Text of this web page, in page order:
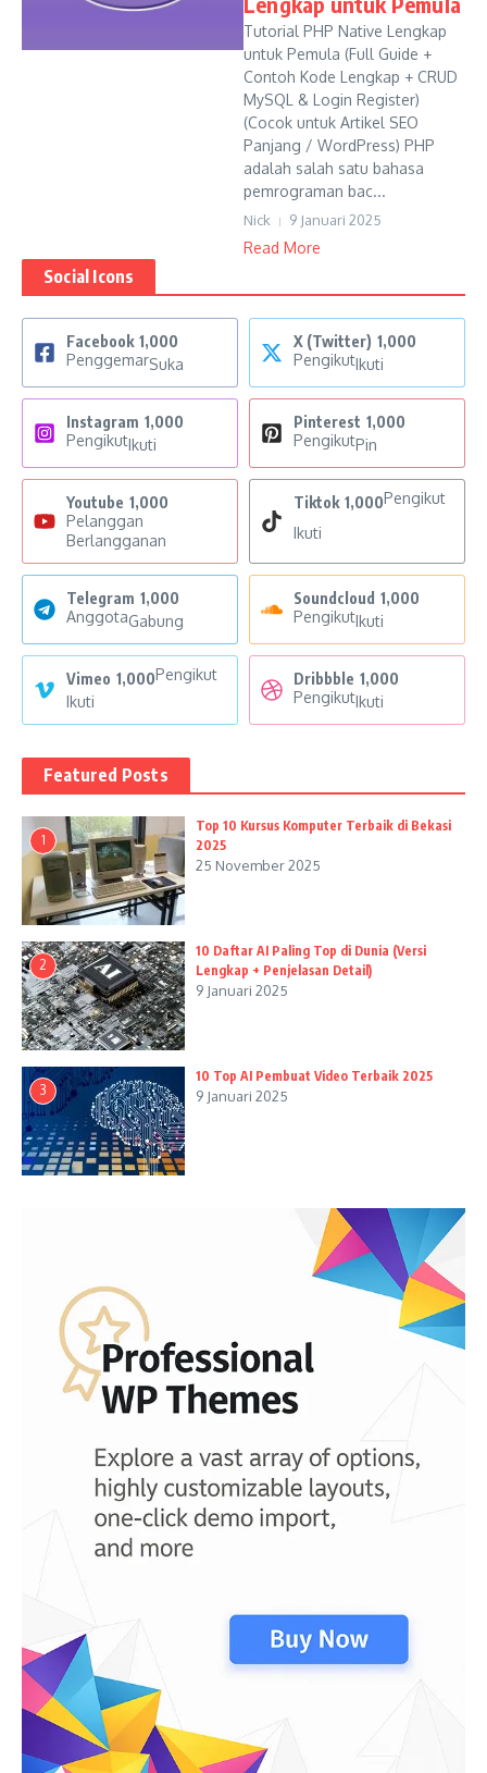
Tutorial PHP Native Lengkap
untuk Pemula (Full Guide +
Contoh Kode Lengkap + CRUD
MySQL & Login Register)
(Cocok untuk Artikel SEO
Panjang / WordPress) PHP
adalah salah satu bahasa
pemrograman bac...
Nick 9 Januari 2025
Read More
Social Icons
Facebook 1,000
PenggemarSuka
X (Twitter) 1,000
PengikutIkuti
Instagram 1,000
PengikutIkuti
Pinterest 1,000
PengikutPin
Youtube 1,000
Pelanggan
Berlangganan
Tiktok 1,000Pengikut
Ikuti
Telegram 1,000
AnggotaGabung
Soundcloud 1,000
PengikutIkuti
Vimeo 1,000Pengikut
Ikuti
Dribbble 1,000
PengikutIkuti
Featured Posts
1
Top 10 Kursus Komputer Terbaik di Bekasi
2025
25 November 2025
2
10 Daftar AI Paling Top di Dunia (Versi
Lengkap + Penjelasan Detail)
9 Januari 2025
3
10 Top AI Pembuat Video Terbaik 2025
9 Januari 2025